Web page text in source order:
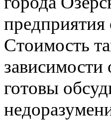
предприятия
Стоимость
готовы